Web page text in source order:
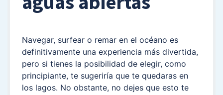
Navegar, surfear o remar en el océano es
definitivamente una experiencia más divertida,
pero si tienes la posibilidad de elegir, como
principiante, te sugeriría que te quedaras en
los lagos. No obstante, no dejes que esto te